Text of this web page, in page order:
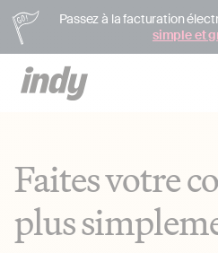
Passez à la facturation
simple et
Faites votre
plus